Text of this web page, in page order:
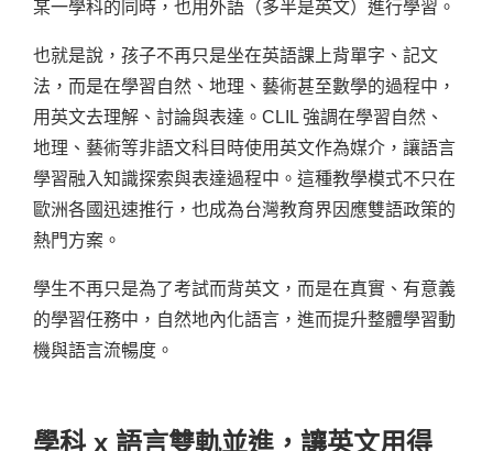
某一學科的同時，也用外語（多半是英文）進行學習。
也就是說，孩子不再只是坐在英語課上背單字、記文
法，而是在學習自然、地理、藝術甚至數學的過程中，
用英文去理解、討論與表達。 CLIL 強調在學習自然、
地理、藝術等非語文科目時使用英文作為媒介，讓語言
學習融入知識探索與表達過程中。這種教學模式不只在
歐洲各國迅速推行，也成為台灣教育界因應雙語政策的
熱門方案。
學生不再只是為了考試而背英文，而是在真實、有意義
的學習任務中，自然地內化語言，進而提升整體學習動
機與語言流暢度。
學科 x 語言雙軌並進，讓英文用得